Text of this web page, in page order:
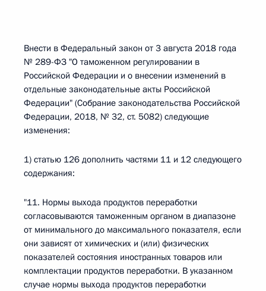
Внести в Федеральный закон от 3 августа 2018 года
№ 289-ФЗ "О таможенном регулировании в
Российской Федерации и о внесении изменений в
отдельные законодательные акты Российской
Федерации" (Собрание законодательства Российской
Федерации, 2018, № 32, ст. 5082) следующие
изменения:
1) статью 126 дополнить частями 11 и 12 следующего
содержания:
"11. Нормы выхода продуктов переработки
согласовываются таможенным органом в диапазоне
от минимального до максимального показателя, если
они зависят от химических и (или) физических
показателей состояния иностранных товаров или
комплектации продуктов переработки. В указанном
случае нормы выхода продуктов переработки